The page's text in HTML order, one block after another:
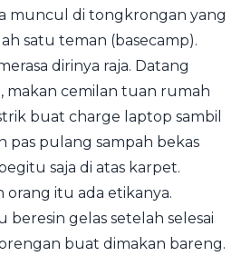
muncul di tongkrongan yang
satu teman (basecamp).
dirinya raja. Datang
makan cemilan tuan rumah
buat charge laptop sambil
pas pulang sampah bekas
saja di atas karpet.
itu ada etikanya.
beresin gelas setelah selesai
buat dimakan bareng.